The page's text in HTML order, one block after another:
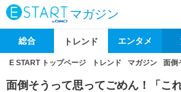
マガジン
総合 トレンド エンタメ
E START トップページ トレンド マガジン 面倒
面倒そうって思ってごめん！「こ